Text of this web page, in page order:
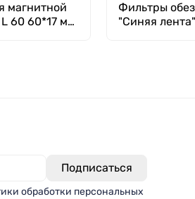
магнитной
60 60*17 мм,
Фильтры
"Синяя
обработки персональных